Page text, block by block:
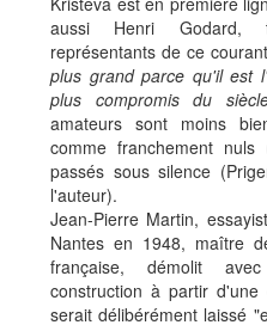
aussi Henri Godard,
représentants de ce
plus grand parce qu'il est
plus compromis du
amateurs sont moins
comme franchement
passés sous silence
l'auteur).
Jean-Pierre Martin,
Nantes en 1948, maître
française, démolit
construction à partir
serait délibérément laissé